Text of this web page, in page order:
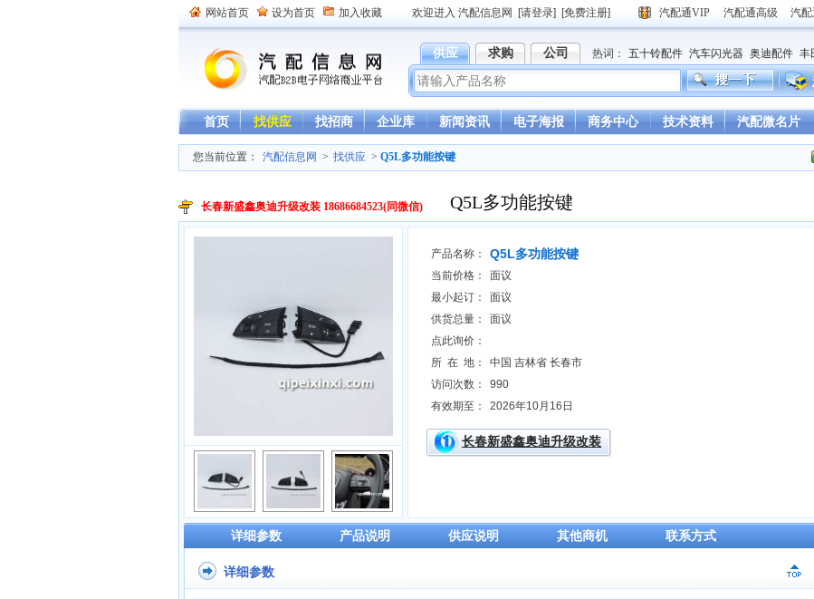
网站首页 设为首页 加入收藏 欢迎进入 汽配信息网 [请登录] [免费注册] 汽配通VIP 汽配通高级 汽配
供应 求购 公司 热词： 五十铃配件 汽车闪光器 奥迪配件 丰
德龙驾驶室 重汽豪沃驾驶室
首页 找供应 找招商 企业库 新闻资讯 电子海报 商务中心 技术资料 汽配微名片
您当前位置： 汽配信息网 > 找供应 > Q5L多功能按键
长春新盛鑫奥迪升级改装 18686684523(同微信) Q5L多功能按键
产品名称： Q5L多功能按键
当前价格：
面议
最小起订：
面议
供货总量：
面议
点此询价：
所 在 地：
中国 吉林省 长春市
访问次数：
990
有效期至：
2026年10月16日
长春新盛鑫奥迪升级改装
详细参数 产品说明 供应说明 其他商机 联系方式
详细参数